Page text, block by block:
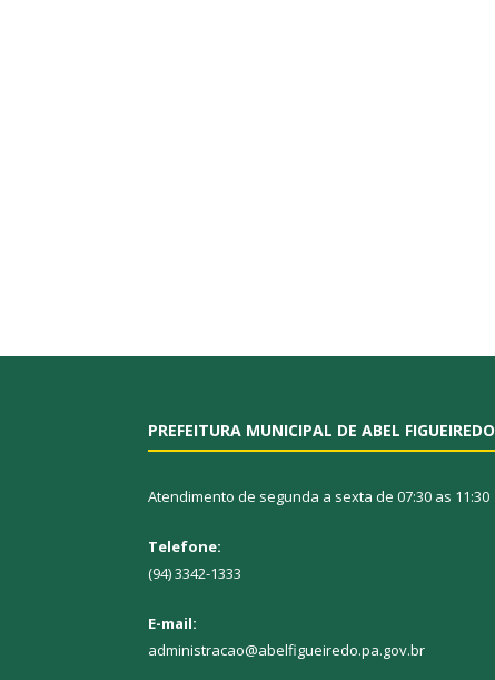
PREFEITURA MUNICIPAL DE ABEL FIGUEIREDO
Atendimento de segunda a sexta de 07:30 as 11:30
Telefone:
(94) 3342-1333
E-mail:
administracao@abelfigueiredo.pa.gov.br